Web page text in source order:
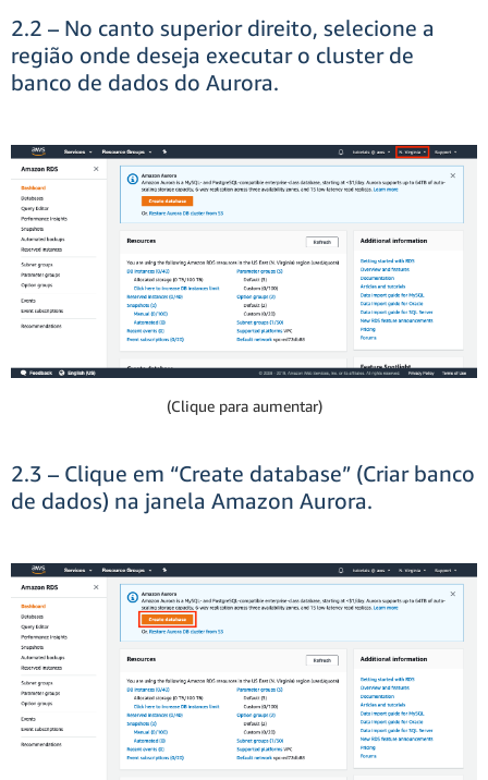
2.2 – No canto superior direito, selecione a
região onde deseja executar o cluster de
banco de dados do Aurora.
(Clique para aumentar)
2.3 – Clique em “Create database” (Criar banco
de dados) na janela Amazon Aurora.